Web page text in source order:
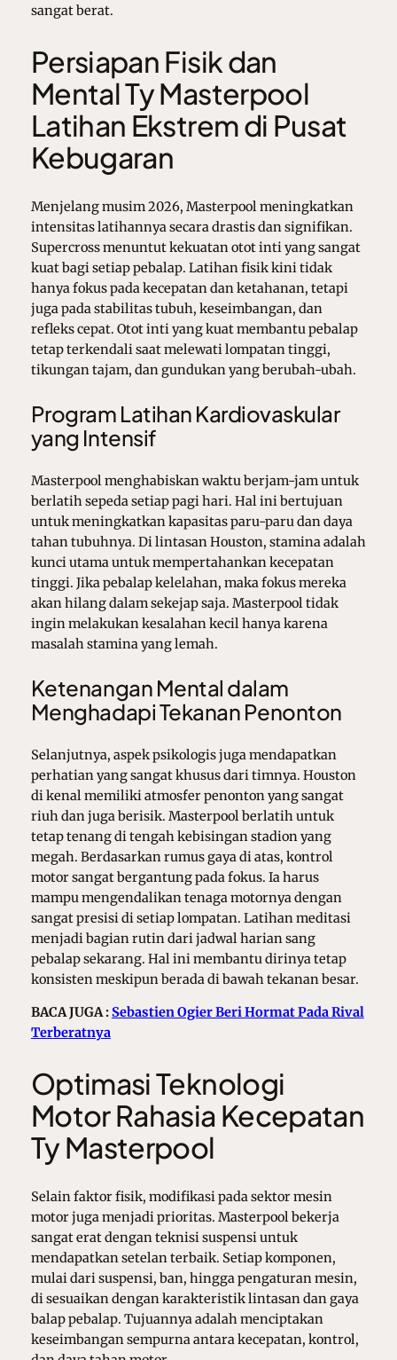
sangat berat.
Persiapan Fisik dan
Mental Ty Masterpool
Latihan Ekstrem di Pusat
Kebugaran
Menjelang musim 2026, Masterpool meningkatkan
intensitas latihannya secara drastis dan signifikan.
Supercross menuntut kekuatan otot inti yang sangat
kuat bagi setiap pebalap. Latihan fisik kini tidak
hanya fokus pada kecepatan dan ketahanan, tetapi
juga pada stabilitas tubuh, keseimbangan, dan
refleks cepat. Otot inti yang kuat membantu pebalap
tetap terkendali saat melewati lompatan tinggi,
tikungan tajam, dan gundukan yang berubah-ubah.
Program Latihan Kardiovaskular
yang Intensif
Masterpool menghabiskan waktu berjam-jam untuk
berlatih sepeda setiap pagi hari. Hal ini bertujuan
untuk meningkatkan kapasitas paru-paru dan daya
tahan tubuhnya. Di lintasan Houston, stamina adalah
kunci utama untuk mempertahankan kecepatan
tinggi. Jika pebalap kelelahan, maka fokus mereka
akan hilang dalam sekejap saja. Masterpool tidak
ingin melakukan kesalahan kecil hanya karena
masalah stamina yang lemah.
Ketenangan Mental dalam
Menghadapi Tekanan Penonton
Selanjutnya, aspek psikologis juga mendapatkan
perhatian yang sangat khusus dari timnya. Houston
di kenal memiliki atmosfer penonton yang sangat
riuh dan juga berisik. Masterpool berlatih untuk
tetap tenang di tengah kebisingan stadion yang
megah. Berdasarkan rumus gaya di atas, kontrol
motor sangat bergantung pada fokus. Ia harus
mampu mengendalikan tenaga motornya dengan
sangat presisi di setiap lompatan. Latihan meditasi
menjadi bagian rutin dari jadwal harian sang
pebalap sekarang. Hal ini membantu dirinya tetap
konsisten meskipun berada di bawah tekanan besar.
BACA JUGA :Sebastien Ogier Beri Hormat Pada Rival
Terberatnya
Optimasi Teknologi
Motor Rahasia Kecepatan
Ty Masterpool
Selain faktor fisik, modifikasi pada sektor mesin
motor juga menjadi prioritas. Masterpool bekerja
sangat erat dengan teknisi suspensi untuk
mendapatkan setelan terbaik. Setiap komponen,
mulai dari suspensi, ban, hingga pengaturan mesin,
di sesuaikan dengan karakteristik lintasan dan gaya
balap pebalap. Tujuannya adalah menciptakan
keseimbangan sempurna antara kecepatan, kontrol,